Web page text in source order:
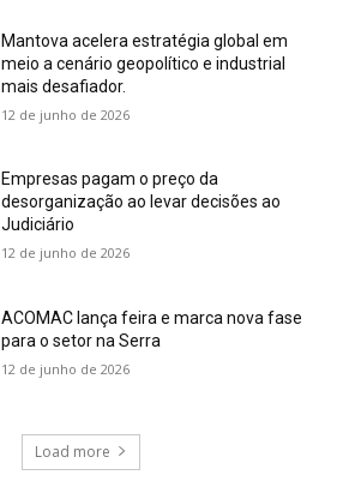
Mantova acelera estratégia global em
meio a cenário geopolítico e industrial
mais desafiador.
12 de junho de 2026
Empresas pagam o preço da
desorganização ao levar decisões ao
Judiciário
12 de junho de 2026
ACOMAC lança feira e marca nova fase
para o setor na Serra
12 de junho de 2026
Load more